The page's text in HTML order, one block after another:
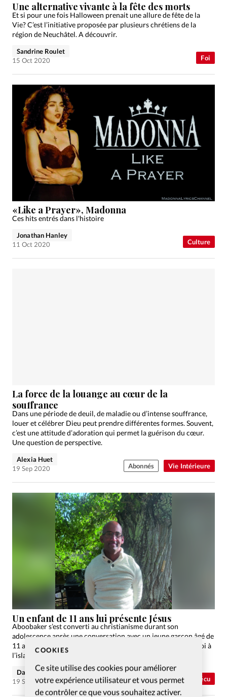
COOKIES
Ce site utilise des cookies pour améliorer
votre expérience utilisateur et vous permet
de contrôler ce que vous souhaitez activer.
Foi
Une alternative vivante à la fête des morts
Et si pour une fois Halloween prenait une allure de fête de la
Vie? C’est l’initiative proposée par plusieurs chrétiens de la
région de Neuchâtel. A découvrir.
Sandrine Roulet
15 Oct 2020
Culture
«Like a Prayer», Madonna
Ces hits entrés dans l'histoire
Jonathan Hanley
11 Oct 2020
Vie Intérieure
La force de la louange au cœur de la
souffrance
Dans une période de deuil, de maladie ou d’intense souffrance,
louer et célébrer Dieu peut prendre différentes formes. Souvent,
c’est une attitude d’adoration qui permet la guérison du cœur.
Une question de perspective.
Alexia Huet
19 Sep 2020
Abonnés
Vécu
Un enfant de 11 ans lui présente Jésus
Aboobaker s’est converti au christianisme durant son
adolescence après une conversation avec un jeune garçon âgé de
11 ans. Depuis, sa vie a changé et en comparant sa nouvelle foi à
l’islam de son enfance,…
David Métreau
19 Sep 2020